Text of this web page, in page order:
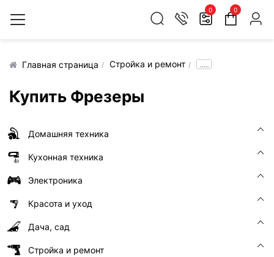
0 0
Главная страница Стройка и ремонт .....
Купить Фрезеры
Домашняя техника
Кухонная техника
Электроника
Красота и уход
Дача, сад
Стройка и ремонт